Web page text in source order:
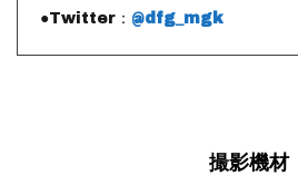
●Twitter： @dfg_mgk
撮影機材